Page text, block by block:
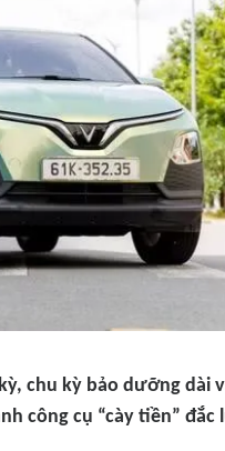
chu kỳ bảo dưỡng dài
công cụ “cày tiền” đắc